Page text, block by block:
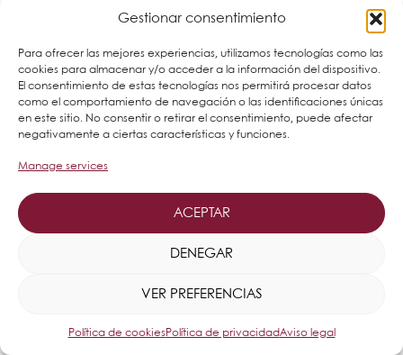
Gestionar consentimiento
Para ofrecer las mejores experiencias, utilizamos tecnologías como las
cookies para almacenar y/o acceder a la información del dispositivo.
El consentimiento de estas tecnologías nos permitirá procesar datos
como el comportamiento de navegación o las identificaciones únicas
en este sitio. No consentir o retirar el consentimiento, puede afectar
negativamente a ciertas características y funciones.
Manage services
ACEPTAR
DENEGAR
VER PREFERENCIAS
Política de cookiesPolítica de privacidadAviso legal